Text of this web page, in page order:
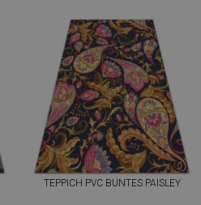
TEPPICH PVC BUNTES PAISLEY